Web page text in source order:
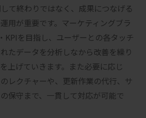
て終わりではなく、成果につなげる
用が重要です。マーケティングブラ
KPIを目指し、ユーザーとの各タッチ
たデータを分析しなから改善を繰り
上げていきます。また必要に応じ
レクチャーや、更新作業の代行、サ
保守まで、一貫して対応が可能で